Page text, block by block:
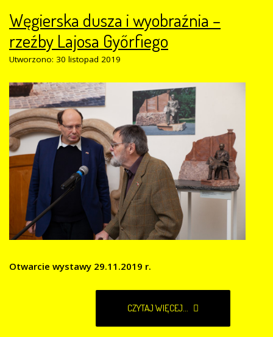
Węgierska dusza i wyobraźnia –
rzeźby Lajosa Győrfiego
Utworzono: 30 listopad 2019
Otwarcie wystawy 29.11.2019 r.
CZYTAJ WIĘCEJ...